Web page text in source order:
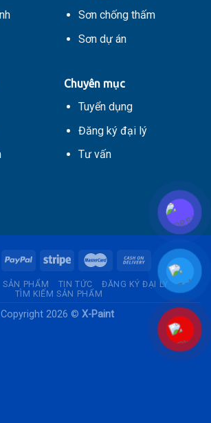
Sơn chống thấm
Sơn dự án
Chuyên mục
Tuyển dụng
Đăng ký đại lý
Tư vấn
SẢN PHẨM TIN TỨC
ĐĂNG KÝ ĐẠI LÝ
TÌM KIẾM SẢN PHẨM
Copyright 2026 © X-Paint